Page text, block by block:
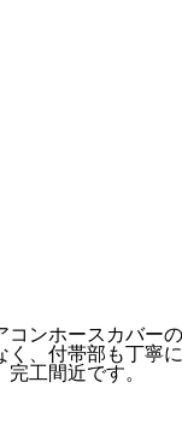
ンホースカバー
、付帯部も丁寧
工間近です。